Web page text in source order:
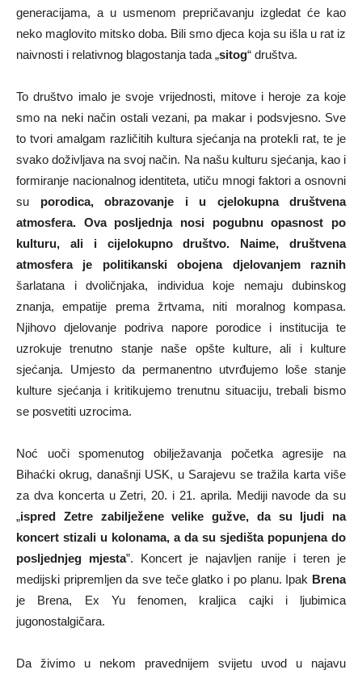
generacijama, a u usmenom prepričavanju izgledat će kao
neko maglovito mitsko doba. Bili smo djeca koja su išla u rat iz
naivnosti i relativnog blagostanja tada „sitog“ društva.
To društvo imalo je svoje vrijednosti, mitove i heroje za koje
smo na neki način ostali vezani, pa makar i podsvjesno. Sve
to tvori amalgam različitih kultura sjećanja na protekli rat, te je
svako doživljava na svoj način. Na našu kulturu sjećanja, kao i
formiranje nacionalnog identiteta, utiču mnogi faktori a osnovni
su porodica, obrazovanje i u cjelokupna društvena
atmosfera. Ova posljednja nosi pogubnu opasnost po
kulturu, ali i cijelokupno društvo. Naime, društvena
atmosfera je politikanski obojena djelovanjem raznih
šarlatana i dvoličnjaka, individua koje nemaju dubinskog
znanja, empatije prema žrtvama, niti moralnog kompasa.
Njihovo djelovanje podriva napore porodice i institucija te
uzrokuje trenutno stanje naše opšte kulture, ali i kulture
sjećanja. Umjesto da permanentno utvrđujemo loše stanje
kulture sjećanja i kritikujemo trenutnu situaciju, trebali bismo
se posvetiti uzrocima.
Noć uoči spomenutog obilježavanja početka agresije na
Bihaćki okrug, današnji USK, u Sarajevu se tražila karta više
za dva koncerta u Zetri, 20. i 21. aprila. Mediji navode da su
„ispred Zetre zabilježene velike gužve, da su ljudi na
koncert stizali u kolonama, a da su sjedišta popunjena do
posljednjeg mjesta”. Koncert je najavljen ranije i teren je
medijski pripremljen da sve teče glatko i po planu. Ipak Brena
je Brena, Ex Yu fenomen, kraljica cajki i ljubimica
jugonostalgičara.
Da živimo u nekom pravednijem svijetu uvod u najavu